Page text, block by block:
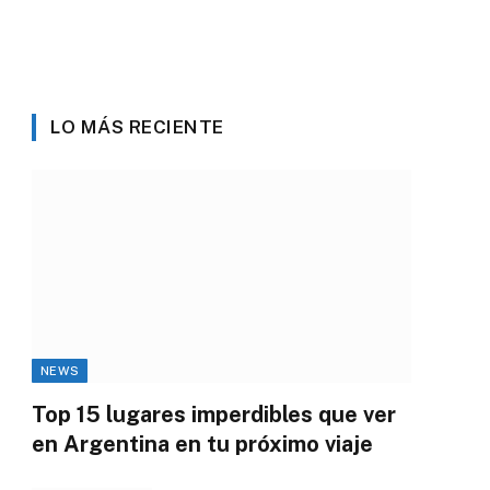
LO MÁS RECIENTE
NEWS
Top 15 lugares imperdibles que ver
en Argentina en tu próximo viaje